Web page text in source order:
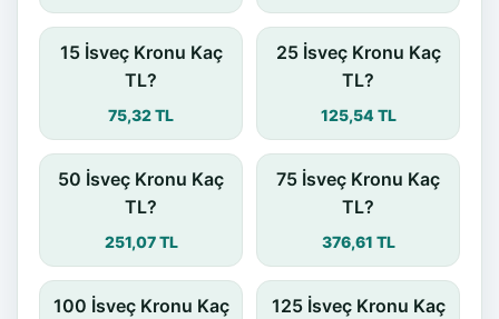
15 İsveç Kronu Kaç
TL?
75,32 TL
25 İsveç Kronu Kaç
TL?
125,54 TL
50 İsveç Kronu Kaç
TL?
251,07 TL
75 İsveç Kronu Kaç
TL?
376,61 TL
100 İsveç Kronu Kaç
125 İsveç Kronu Kaç